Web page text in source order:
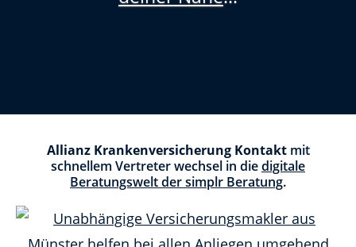
Allianz Krankenversicherung Kontaktmit
schnellem Vertreter wechsel in diedigitale
Beratungswelt der simplr Beratung.